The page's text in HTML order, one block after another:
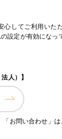
心してご利用いた
設定が有効になっ
人）】
お問い合わせ」は